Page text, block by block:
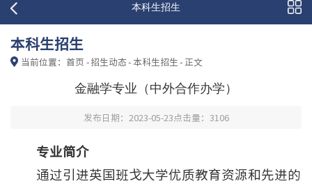
本科生招生
本科生招生
当前位置：首页 -招生动态- 本科生招生-正文
金融学专业（中外合作办学）
发布日期：2023-05-23点击量： 3106
专业简介
通过引进英国班戈大学优质教育资源和先进的